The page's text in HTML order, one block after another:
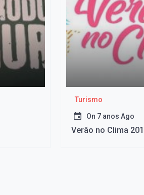
Turismo
On 7 anos Ago
Verão no Clima